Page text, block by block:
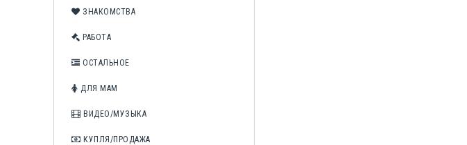
ЗНАКОМСТВА
РАБОТА
ОСТАЛЬНОЕ
ДЛЯ МАМ
ВИДЕО/МУЗЫКА
КУПЛЯ/ПРОДАЖА